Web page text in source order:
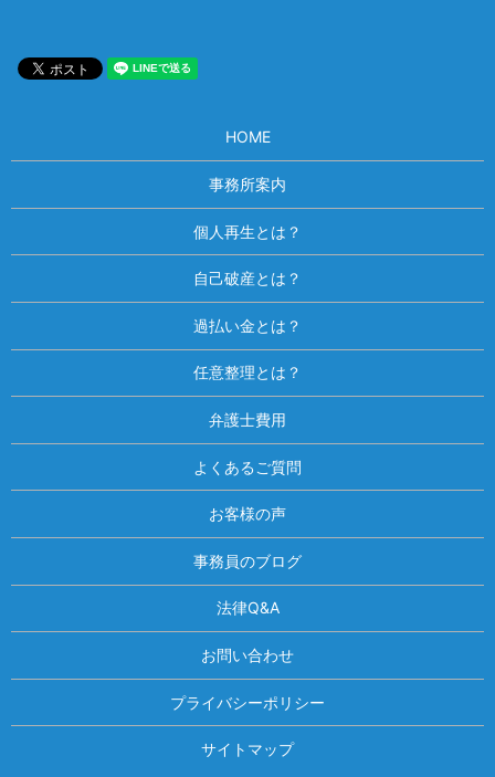
HOME
事務所案内
個人再生とは？
自己破産とは？
過払い金とは？
任意整理とは？
弁護士費用
よくあるご質問
お客様の声
事務員のブログ
法律Q&A
お問い合わせ
プライバシーポリシー
サイトマップ